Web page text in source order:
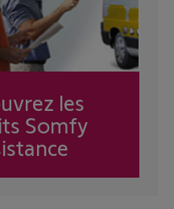
les
Somfy